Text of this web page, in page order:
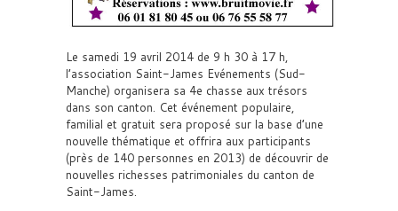
Le samedi 19 avril 2014 de 9 h 30 à 17 h,
l’association Saint-James Evénements (Sud-
Manche) organisera sa 4e chasse aux trésors
dans son canton. Cet événement populaire,
familial et gratuit sera proposé sur la base d’une
nouvelle thématique et offrira aux participants
(près de 140 personnes en 2013) de découvrir de
nouvelles richesses patrimoniales du canton de
Saint-James.